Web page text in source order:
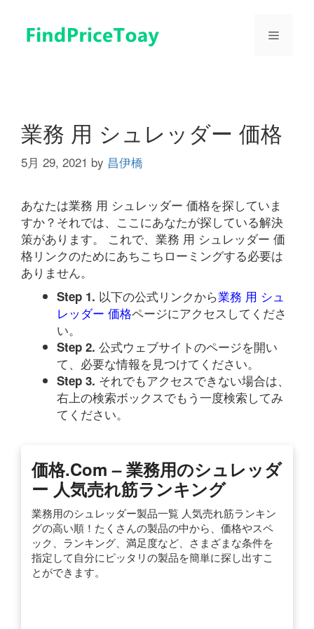
メ
業務 用 シュレッダー 価格
5月 29, 2021 by 昌伊橋
あなたは業務 用 シュレッダー 価格を探していま
すか？それでは、ここにあなたが探している解決
策があります。 これで、業務 用 シュレッダー 価
格リンクのためにあちこちローミングする必要は
ありません。
Step 1. 以下の公式リンクから業務 用 シュ
レッダー 価格ページにアクセスしてくださ
い。
Step 2. 公式ウェブサイトのページを開い
て、必要な情報を見つけてください。
Step 3. それでもアクセスできない場合は、
右上の検索ボックスでもう一度検索してみ
てください。
価格.com – 業務用のシュレッダ
ー 人気売れ筋ランキング
業務用のシュレッダー製品一覧 人気売れ筋ランキン
グの高い順！たくさんの製品の中から、価格やスペ
ック、ランキング、満足度など、さまざまな条件を
指定して自分にピッタリの製品を簡単に探し出すこ
とができます。